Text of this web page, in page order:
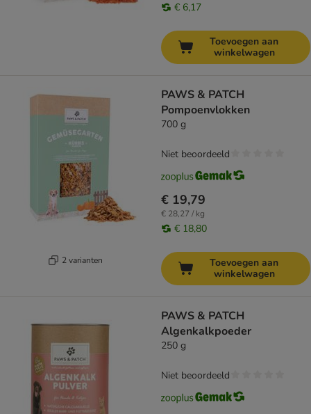
€ 6,17
Toevoegen aan
winkelwagen
2 varianten
PAWS & PATCH
Pompoenvlokken
700 g
€ 19,79
€ 28,27 / kg
€ 18,80
Niet beoordeeld
Toevoegen aan
winkelwagen
PAWS & PATCH
Algenkalkpoeder
250 g
Niet beoordeeld